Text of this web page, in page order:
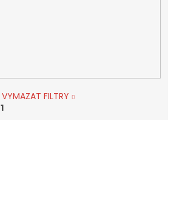
VYMAZAT FILTRY
1